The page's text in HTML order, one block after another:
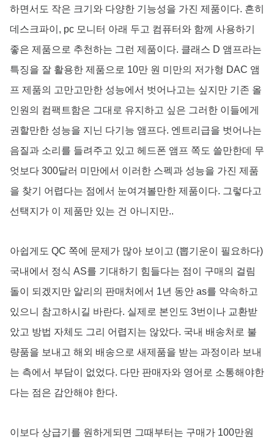
하면서도 작은 크기와 다양한 기능성을 가진 제품이다. 흔히
데스크파이, pc 모니터 아래 두고 컴퓨터와 함께 사용하기
좋은 제품으로 추천하는 그런 제품이다. 클래스 D 앰프라는
특징을 잘 활용한 제품으로 10만 원 미만의 저가형 DAC 앰
프 제품의 고만고만한 성능에서 벗어나고는 싶지만 기존 올
인원의 컴팩트함은 그대로 유지하고 싶은 그러한 이들에게
권할만한 성능을 지닌 다기능 앰프다. 엔트리급을 벗어나는
음질과 소리를 들려주고 있고 헤드폰 앰프 쪽도 쓸만한데 무
엇보다 300달러 미만에서 이러한 스펙과 성능을 가진 제품
을 찾기 어렵다는 점에서 눈여겨볼만한 제품이다. 그렇다고
선택지가 이 제품만 있는 건 아니지만..
아쉽게도 QC 쪽에 문제가 많아 보이고 (뽑기운이 필요하다)
국내에서 정식 AS를 기대하기 힘들다는 점이 구매의 걸림
돌이 되겠지만 알리의 판매처에서 1년 동안 as를 약속하고
있으니 참고하시길 바란다. 실제로 본인도 3번이나 교환받
았고 방법 자체도 그리 어렵지는 않았다. 국내 배송처로 불
량품을 보내고 해외 배송으로 새제품을 받는 과정이라 보내
는 측에서 부담이 없었다. 다만 판매자와 영어로 소통해야한
다는 점은 감안해야 한다.
이보다 상급기를 원하게되면 그때부터는 구매가 100만원